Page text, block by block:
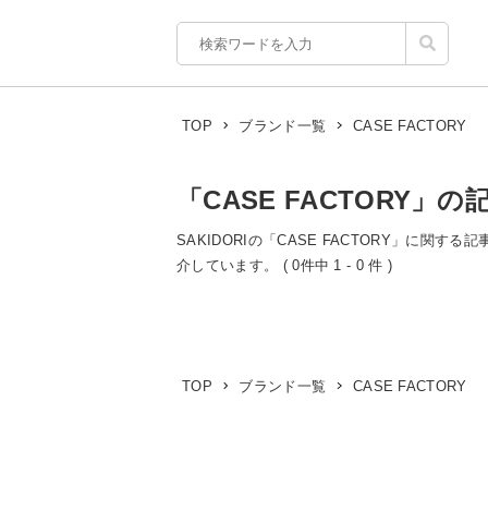
TOP ブランド一覧 CASE FACTORY
「CASE FACTORY」の
SAKIDORIの「CASE FACTORY」に関する記
介しています。 ( 0件中 1 - 0 件 )
TOP ブランド一覧 CASE FACTORY